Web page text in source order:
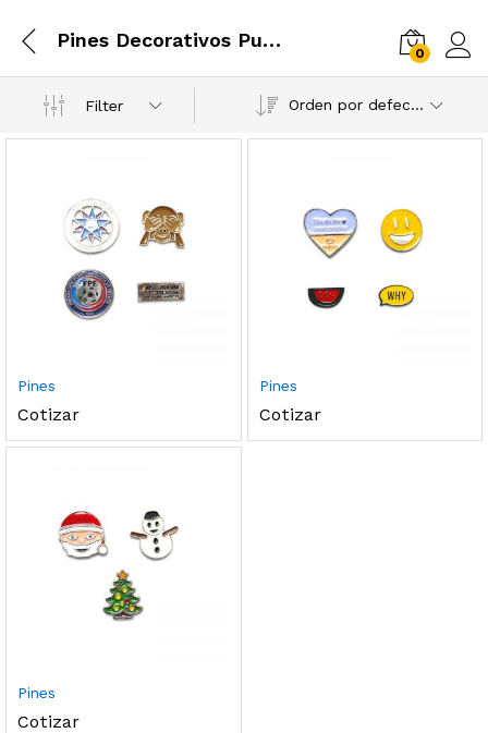
Pines Decorativos Publicitarios
0
Filter Orden por defecto
Pines
Cotizar
Pines
Cotizar
Pines
Cotizar